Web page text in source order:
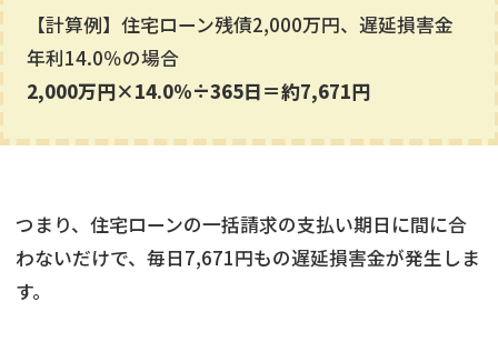
【計算例】住宅ローン残債2,000万円、遅延損害金
年利14.0％の場合
2,000万円×14.0％÷365日＝約7,671円
つまり、住宅ローンの一括請求の支払い期日に間に合
わないだけで、毎日7,671円もの遅延損害金が発生しま
す。